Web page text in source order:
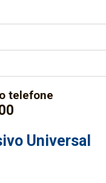
telefone
Universal